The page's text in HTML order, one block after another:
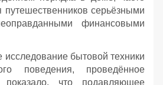
путешественников серьёзными
финансовыми
бытовой техники
поведения, проведённое
что подавляющее